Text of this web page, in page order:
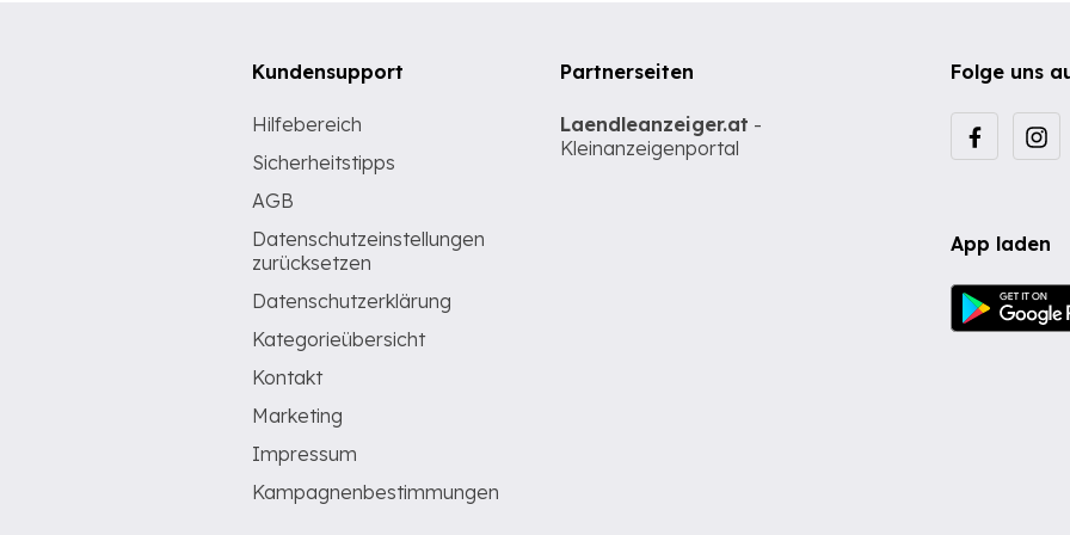
Folge uns
App laden
Kundensupport
Hilfebereich
Sicherheitstipps
AGB
Datenschutzeinstellungen
zurücksetzen
Datenschutzerklärung
Kategorieübersicht
Kontakt
Marketing
Impressum
Kampagnenbestimmungen
Partnerseiten
Laendleanzeiger.at -
Kleinanzeigenportal